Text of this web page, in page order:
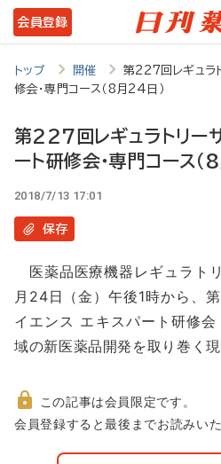
メ
イ
ン
テ
ツ
に
動
会員登録
トップ 開催
第227回レギュラ
修会・専門コース（8月24日）
第227回レギュラトリー
ート研修会・専門コース（
2018/7/13 17:01
保存
医薬品医療機器レギュラト
月24日（金）午後1時から、
イエンス エキスパート研修
域の新医薬品開発を取り巻く
非
この記事は会員限定です。
会員登録すると最後までお読みいた